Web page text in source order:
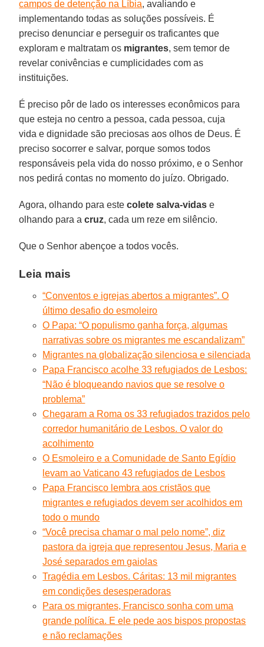
campos de detenção na Líbia, avaliando e
implementando todas as soluções possíveis. É
preciso denunciar e perseguir os traficantes que
exploram e maltratam os migrantes, sem temor de
revelar conivências e cumplicidades com as
instituições.
É preciso pôr de lado os interesses econômicos para
que esteja no centro a pessoa, cada pessoa, cuja
vida e dignidade são preciosas aos olhos de Deus. É
preciso socorrer e salvar, porque somos todos
responsáveis pela vida do nosso próximo, e o Senhor
nos pedirá contas no momento do juízo. Obrigado.
Agora, olhando para estecolete salva-vidas e
olhando para acruz, cada um reze em silêncio.
Que o Senhor abençoe a todos vocês.
Leia mais
“Conventos e igrejas abertos a migrantes”. O
último desafio do esmoleiro
O Papa: “O populismo ganha força, algumas
narrativas sobre os migrantes me escandalizam”
Migrantes na globalização silenciosa e silenciada
Papa Francisco acolhe 33 refugiados de Lesbos:
“Não é bloqueando navios que se resolve o
problema”
Chegaram a Roma os 33 refugiados trazidos pelo
corredor humanitário de Lesbos. O valor do
acolhimento
O Esmoleiro e a Comunidade de Santo Egídio
levam ao Vaticano 43 refugiados de Lesbos
Papa Francisco lembra aos cristãos que
migrantes e refugiados devem ser acolhidos em
todo o mundo
“Você precisa chamar o mal pelo nome”, diz
pastora da igreja que representou Jesus, Maria e
José separados em gaiolas
Tragédia em Lesbos. Cáritas: 13 mil migrantes
em condições desesperadoras
Para os migrantes, Francisco sonha com uma
grande política. E ele pede aos bispos propostas
e não reclamações